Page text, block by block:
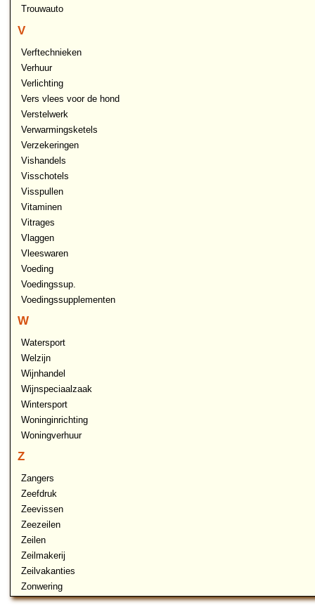
Trouwauto
V
Verftechnieken
Verhuur
Verlichting
Vers vlees voor de hond
Verstelwerk
Verwarmingsketels
Verzekeringen
Vishandels
Visschotels
Visspullen
Vitaminen
Vitrages
Vlaggen
Vleeswaren
Voeding
Voedingssup.
Voedingssupplementen
W
Watersport
Welzijn
Wijnhandel
Wijnspeciaalzaak
Wintersport
Woninginrichting
Woningverhuur
Z
Zangers
Zeefdruk
Zeevissen
Zeezeilen
Zeilen
Zeilmakerij
Zeilvakanties
Zonwering